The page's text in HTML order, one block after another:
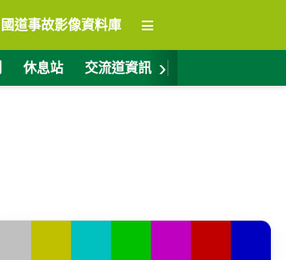
國道事故影像資料庫 ≡
休息站 交流道資訊 ›